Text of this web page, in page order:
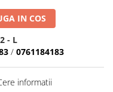
IN COS
- L
/ 0761184183
informatii